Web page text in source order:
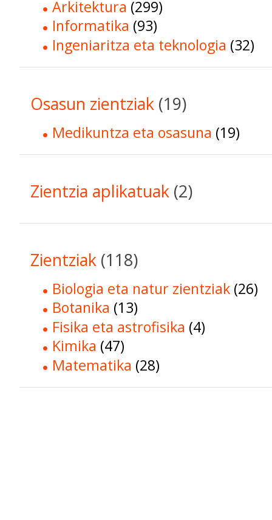
Arkitektura (299)
Informatika (93)
Ingeniaritza eta teknologia (32)
Osasun zientziak (19)
Medikuntza eta osasuna (19)
Zientzia aplikatuak (2)
Zientziak (118)
Biologia eta natur zientziak (26)
Botanika (13)
Fisika eta astrofisika (4)
Kimika (47)
Matematika (28)